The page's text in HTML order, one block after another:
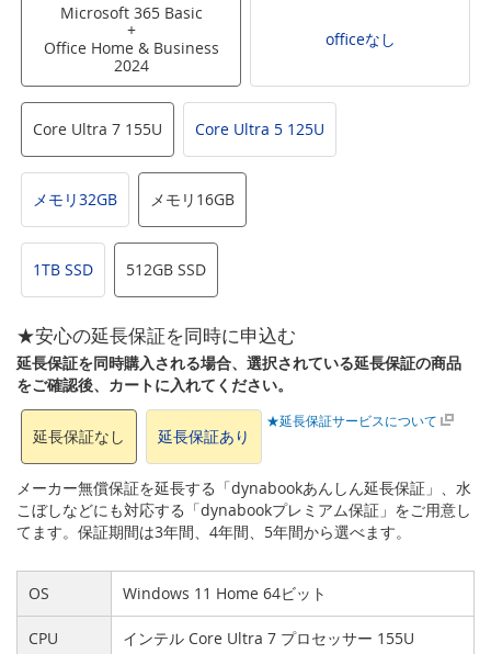
Microsoft 365 Basic
+
Office Home & Business
2024
officeなし
Core Ultra 7 155U Core Ultra 5 125U
メモリ32GB メモリ16GB
1TB SSD 512GB SSD
★安心の延長保証を同時に申込む
延長保証を同時購入される場合、選択されている延長保証の商品
をご確認後、カートに入れてください。
延長保証なし 延長保証あり
★延長保証サービスについて
メーカー無償保証を延長する「dynabookあんしん延長保証」、水
こぼしなどにも対応する「dynabookプレミアム保証」をご用意し
てます。保証期間は3年間、4年間、5年間から選べます。
OS Windows 11 Home 64ビット
CPU インテル Core Ultra 7 プロセッサー 155U